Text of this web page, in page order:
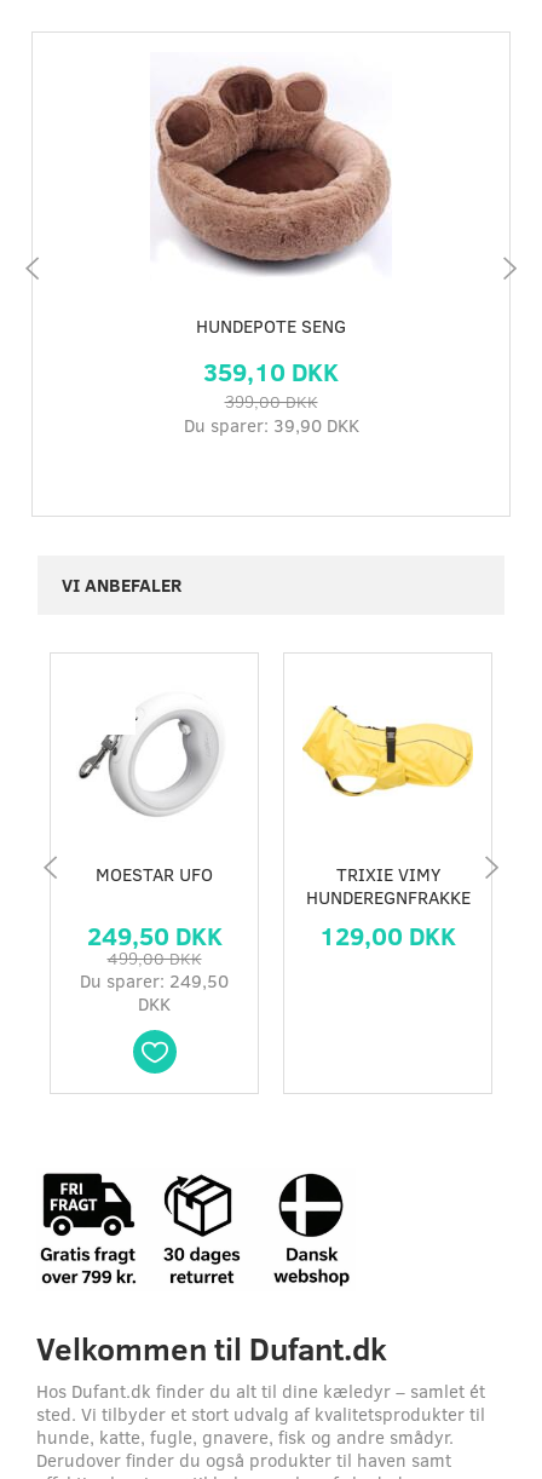
HUNDEPOTE SENG
359,10 DKK
399,00 DKK
Du sparer: 39,90 DKK
VI ANBEFALER
MOESTAR UFO
249,50 DKK
499,00 DKK
Du sparer: 249,50
DKK
TRIXIE VIMY
HUNDEREGNFRAKKE
129,00 DKK
Velkommen til Dufant.dk
Hos Dufant.dk finder du alt til dine kæledyr – samlet ét
sted. Vi tilbyder et stort udvalg af kvalitetsprodukter til
hunde, katte, fugle, gnavere, fisk og andre smådyr.
Derudover finder du også produkter til haven samt